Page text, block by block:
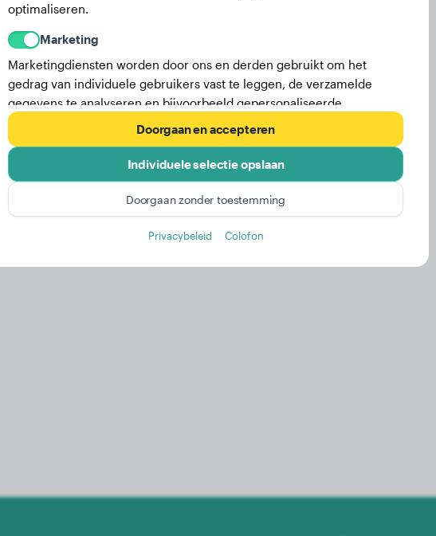
optimaliseren.
Marketing
Marketingdiensten worden door ons en derden gebruikt om het
gedrag van individuele gebruikers vast te leggen, de verzamelde
gegevens te analyseren en bijvoorbeeld gepersonaliseerde
advertenties weer te geven. Deze diensten stellen ons in staat om
gebruikers te volgen over meerdere websites.
Hier vind je een lijst met onze advertentiepartners.
Meer informatie in onze privacyverklaring
Doorgaan en accepteren
Individuele selectie opslaan
Doorgaan zonder toestemming
Privacybeleid Colofon